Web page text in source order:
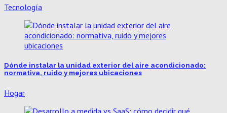
Tecnología
Dónde instalar la unidad exterior del aire acondicionado:
normativa, ruido y mejores ubicaciones
Hogar